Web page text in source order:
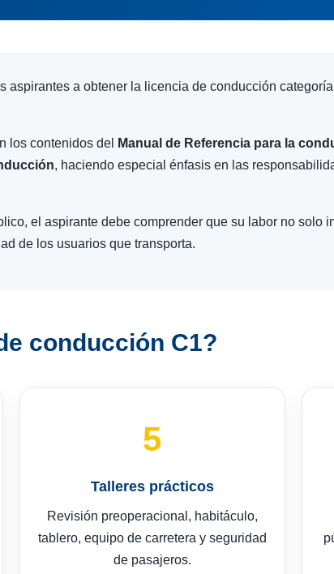
aspirantes a obtener la licencia de conducción
los contenidos del
Manual de Referencia para la
, haciendo especial énfasis en las
el aspirante debe comprender que su labor no solo
de los usuarios que transporta.
conducción C1?
5
Talleres prácticos
Revisión preoperacional, habitáculo,
tablero, equipo de carretera y seguridad
de pasajeros.